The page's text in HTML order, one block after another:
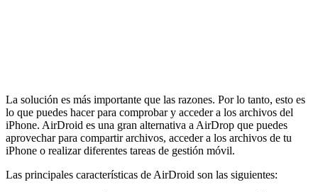
La solución es más importante que las razones. Por lo tanto, esto es
lo que puedes hacer para comprobar y acceder a los archivos del
iPhone. AirDroid es una gran alternativa a AirDrop que puedes
aprovechar para compartir archivos, acceder a los archivos de tu
iPhone o realizar diferentes tareas de gestión móvil.
Las principales características de AirDroid son las siguientes: